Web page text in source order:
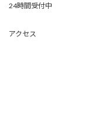
24時間受付中
アクセス